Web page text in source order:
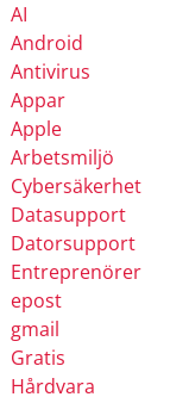
AI
Android
Antivirus
Appar
Apple
Arbetsmiljö
Cybersäkerhet
Datasupport
Datorsupport
Entreprenörer
epost
gmail
Gratis
Hårdvara